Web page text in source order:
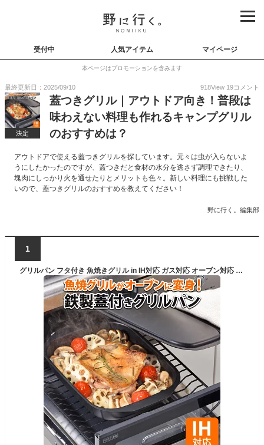
受付中 人気アイテム マイページ
本ページはプロモーションを含みます
最終更新日：2025/09/10 918View 19コメント
決定
蓋つきグリル｜アウトドア向き！普段は
味わえない料理も作れるキャンプグリル
のおすすめは？
アウトドアで使える蓋つきグリルを探しています。元々は虫が入らないよ
うにしたかったのですが、蓋つきだと食材の水分を逃さず調理できたり、
塊肉にしっかり火を通せたりとメリットも色々。新しい料理にも挑戦した
いので、蓋つきグリルのおすすめを教えてください！
野に行く。編集部
1
グリルパン フタ付き 魚焼きグリル in IH対応 ガス対応 オーブン対応 焼き 蒸し オーブン 調理 料理 長方形 魚や機器 ハンバーグ ステーキ アヒージョ グラタン ちゃんちゃん焼き 酒蒸し 揚げ物 シチュー キッチン フライパン 簡単 便利 キャンプ アウトドア BBQ おしゃれ